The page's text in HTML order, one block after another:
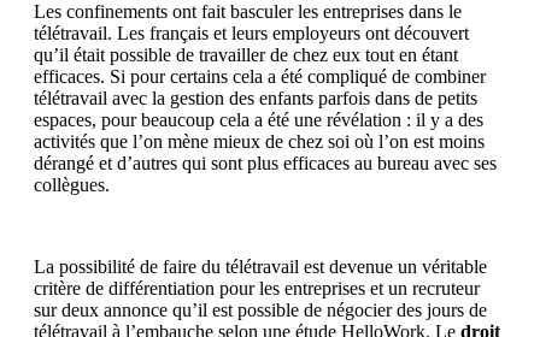
Les confinements ont fait basculer les entreprises dans le
télétravail. Les français et leurs employeurs ont découvert
qu’il était possible de travailler de chez eux tout en étant
efficaces. Si pour certains cela a été compliqué de combiner
télétravail avec la gestion des enfants parfois dans de petits
espaces, pour beaucoup cela a été une révélation : il y a des
activités que l’on mène mieux de chez soi où l’on est moins
dérangé et d’autres qui sont plus efficaces au bureau avec ses
collègues.
La possibilité de faire du télétravail est devenue un véritable
critère de différentiation pour les entreprises et un recruteur
sur deux annonce qu’il est possible de négocier des jours de
télétravail à l’embauche selon une étude HelloWork. Le droit